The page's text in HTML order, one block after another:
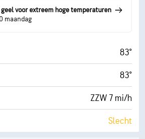
46° F
98%
10 mi
10300 ft
voor extreem hoge temperaturen
maandag
83°
83°
ZZW 7 mi/h
Slecht